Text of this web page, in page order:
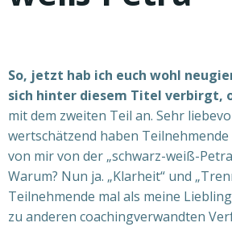
So, jetzt hab ich euch wohl
sich hinter diesem Titel verbirgt,
mit dem zweiten Teil an. Sehr
wertschätzend haben
von mirvon der „schwarz-weiß-
Warum? Nun ja. „Klarheit“ und
Teilnehmende mal als meine
zu anderen coachingverwandten